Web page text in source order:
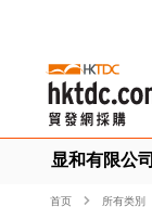
显和有限公司
首页 所有类別